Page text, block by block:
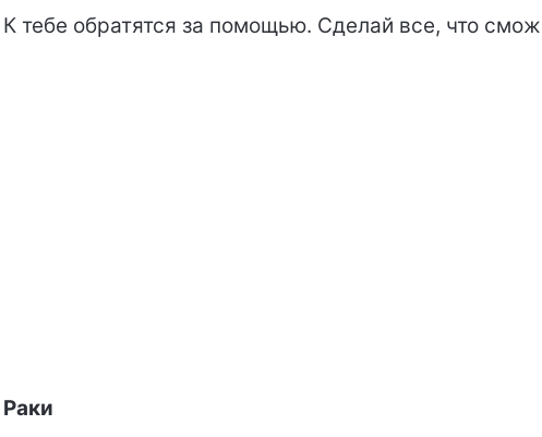
К тебе обратятся за помощью. Сделай все, что
Раки